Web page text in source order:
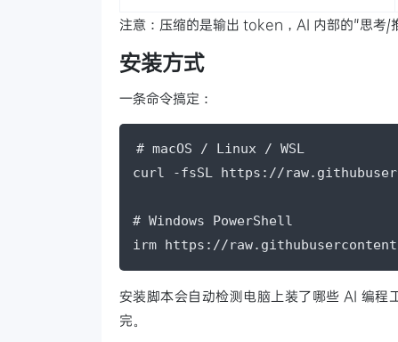
注意：压缩的是输出 token，AI 内部的"思考
安装方式
一条命令搞定：
# macOS / Linux / WSL
curl -fsSL https://
# Windows PowerShell
irm https://
安装脚本会自动检测电脑上装了哪些 AI 编
完。